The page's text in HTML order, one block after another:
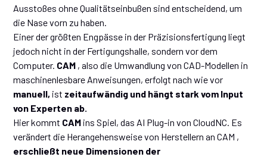
Ausstoßes ohne Qualitätseinbußen sind entscheidend, um
die Nase vorn zu haben.
Einer der größten Engpässe in der Präzisionsfertigung liegt
jedoch nicht in der Fertigungshalle, sondern vor dem
Computer. CAM , also die Umwandlung von CAD-Modellen in
maschinenlesbare Anweisungen, erfolgt nach wie vor
manuell, ist zeitaufwändig und hängt stark vom Input
von Experten ab.
Hier kommt CAM ins Spiel, das AI Plug-in von CloudNC. Es
verändert die Herangehensweise von Herstellern an CAM ,
erschließt neue Dimensionen der